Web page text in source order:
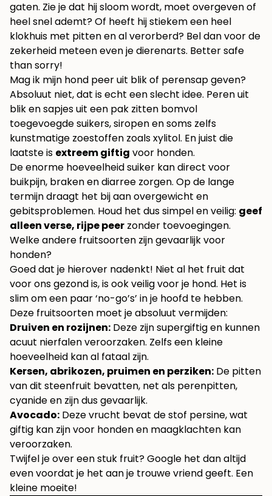
gaten. Zie je dat hij sloom wordt, moet overgeven of
heel snel ademt? Of heeft hij stiekem een heel
klokhuis met pitten en al verorberd? Bel dan voor de
zekerheid meteen even je dierenarts. Better safe
than sorry!
Mag ik mijn hond peer uit blik of perensap geven?
Absoluut niet, dat is echt een slecht idee. Peren uit
blik en sapjes uit een pak zitten bomvol
toegevoegde suikers, siropen en soms zelfs
kunstmatige zoestoffen zoals xylitol. En juist die
laatste is extreem giftig voor honden.
De enorme hoeveelheid suiker kan direct voor
buikpijn, braken en diarree zorgen. Op de lange
termijn draagt het bij aan overgewicht en
gebitsproblemen. Houd het dus simpel en veilig: geef
alleen verse, rijpe peer zonder toevoegingen.
Welke andere fruitsoorten zijn gevaarlijk voor
honden?
Goed dat je hierover nadenkt! Niet al het fruit dat
voor ons gezond is, is ook veilig voor je hond. Het is
slim om een paar ‘no-go’s’ in je hoofd te hebben.
Deze fruitsoorten moet je absoluut vermijden:
Druiven en rozijnen: Deze zijn supergiftig en kunnen
acuut nierfalen veroorzaken. Zelfs een kleine
hoeveelheid kan al fataal zijn.
Kersen, abrikozen, pruimen en perziken: De pitten
van dit steenfruit bevatten, net als perenpitten,
cyanide en zijn dus gevaarlijk.
Avocado: Deze vrucht bevat de stof persine, wat
giftig kan zijn voor honden en maagklachten kan
veroorzaken.
Twijfel je over een stuk fruit? Google het dan altijd
even voordat je het aan je trouwe vriend geeft. Een
kleine moeite!